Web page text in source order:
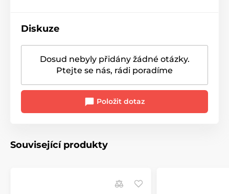
Diskuze
Dosud nebyly přidány žádné otázky.
Ptejte se nás, rádi poradíme
Položit dotaz
Související produkty